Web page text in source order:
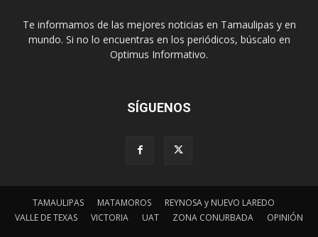
Te informamos de las mejores noticias en Tamaulipas y en
mundo. Si no lo encuentras en los periódicos, búscalo en
Optimus Informativo.
SÍGUENOS
TAMAULIPAS MATAMOROS
REYNOSA y NUEVO LAREDO
VALLE DE TEXAS
VICTORIA UAT ZONA CONURBADA OPINIÓN